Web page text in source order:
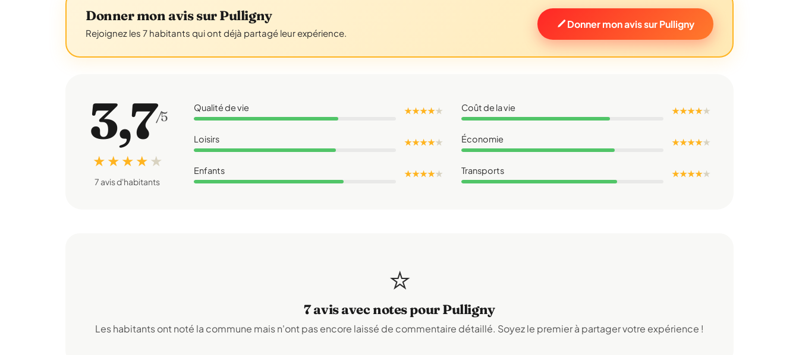
Donner mon avis sur Pulligny
Rejoignez les 7 habitants qui ont déjà partagé leur expérience.
Donner mon avis sur Pulligny
3,7/5
★ ★ ★ ★ ★
7 avis d'habitants
Qualité de vie ★ ★ ★ ★★ Coût de la vie ★ ★ ★ ★★
Loisirs ★ ★ ★ ★★ Économie ★ ★ ★ ★★
Enfants ★ ★ ★ ★★ Transports ★ ★ ★ ★★
⭐
7 avis avec notes pour Pulligny
Les habitants ont noté la commune mais n'ont pas encore laissé de commentaire détaillé. Soyez le premier à partager votre expérience !